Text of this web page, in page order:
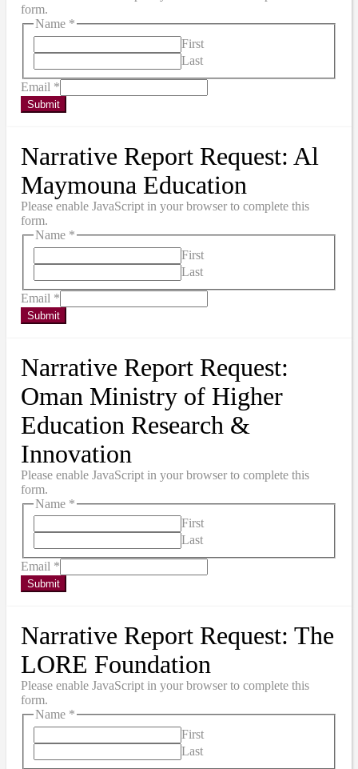
form.
Name *
First
Last
Email *
Submit
Narrative Report Request: Al
Maymouna Education
Please enable JavaScript in your browser to complete this
form.
Name *
First
Last
Email *
Submit
Narrative Report Request:
Oman Ministry of Higher
Education Research &
Innovation
Please enable JavaScript in your browser to complete this
form.
Name *
First
Last
Email *
Submit
Narrative Report Request: The
LORE Foundation
Please enable JavaScript in your browser to complete this
form.
Name *
First
Last